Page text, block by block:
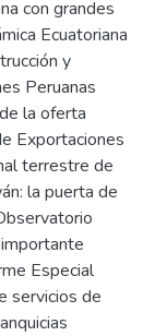
con grandes
Ecuatoriana
y
Peruanas
la oferta
Exportaciones
terrestre de
la puerta de
Especial
servicios de